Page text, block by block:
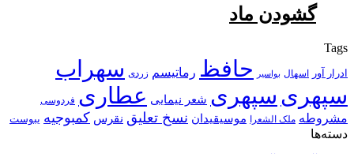
گشودن ماد
Tags
ادرار آور اسهال بواسیر حافظ رماتیسم زردی سهراب
سپهری سپهری شعر نیمایی عطاری فردوسی
مشروطه ملک الشعرا موسیقیدان نسخ تعلیق نقرس کمبوجیه یبوست
دسته‌ها